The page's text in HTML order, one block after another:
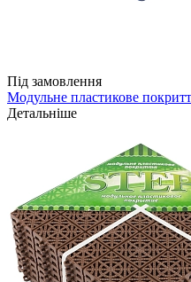
Під замовлення
Модульне пластикове
Детальніше